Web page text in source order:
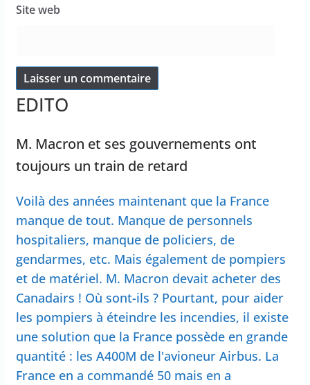
Site web
EDITO
M. Macron et ses gouvernements ont
toujours un train de retard
Voilà des années maintenant que la France
manque de tout. Manque de personnels
hospitaliers, manque de policiers, de
gendarmes, etc. Mais également de pompiers
et de matériel. M. Macron devait acheter des
Canadairs ! Où sont-ils ? Pourtant, pour aider
les pompiers à éteindre les incendies, il existe
une solution que la France possède en grande
quantité : les A400M de l'avioneur Airbus. La
France en a commandé 50 mais en a